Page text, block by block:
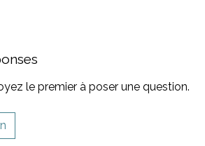
le premier à poser une question.